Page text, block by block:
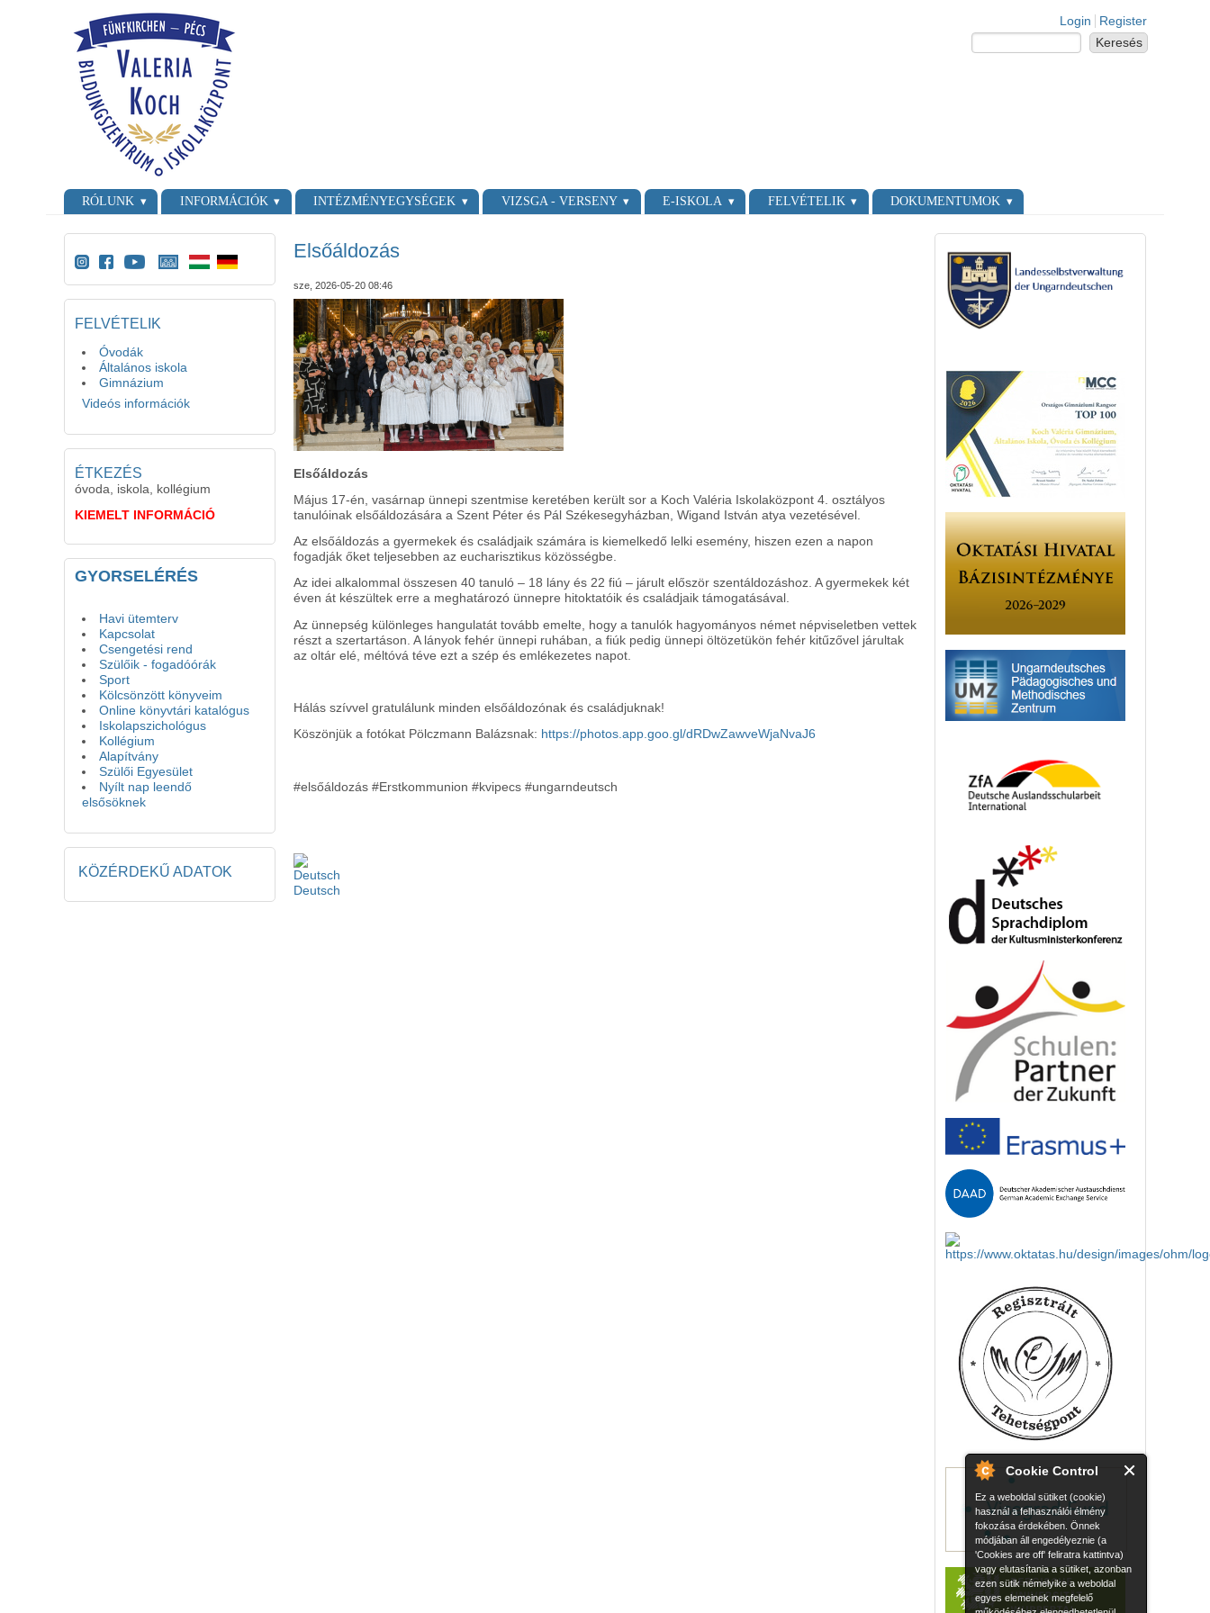
Cookie Control
Ez a weboldal sütiket (cookie)
használ a felhasználói élmény
fokozása érdekében. Önnek
módjában áll engedélyeznie (a
'Cookies are off' feliratra kattintva)
vagy elutasítania a sütiket, azonban
ezen sütik némelyike a weboldal
egyes elemeinek megfelelő
Login Register
FőmenüRÓLUNK INFORMÁCIÓK INTÉZMÉNYEGYSÉGEK VIZSGA - VERSENY E-ISKOLA FELVÉTELIK DOKUMENTUMOK
FELVÉTELIK
Óvodák
Általános iskola
Gimnázium
Videós információk
ÉTKEZÉS
óvoda, iskola, kollégium
KIEMELT INFORMÁCIÓ
GYORSELÉRÉS
Havi ütemterv
Kapcsolat
Csengetési rend
Szülőik - fogadóórák
Sport
Kölcsönzött könyveim
Online könyvtári katalógus
Iskolapszichológus
Kollégium
Alapítvány
Szülői Egyesület
Nyílt nap leendő
elsősöknek
KÖZÉRDEKŰ ADATOK
Elsőáldozás
sze, 2026-05-20 08:46
Elsőáldozás
Május 17-én, vasárnap ünnepi szentmise keretében került sor a Koch Valéria Iskolaközpont 4. osztályos
tanulóinak elsőáldozására a Szent Péter és Pál Székesegyházban, Wigand István atya vezetésével.
Az elsőáldozás a gyermekek és családjaik számára is kiemelkedő lelki esemény, hiszen ezen a napon
fogadják őket teljesebben az eucharisztikus közösségbe.
Az idei alkalommal összesen 40 tanuló – 18 lány és 22 fiú – járult először szentáldozáshoz. A gyermekek két
éven át készültek erre a meghatározó ünnepre hitoktatóik és családjaik támogatásával.
Az ünnepség különleges hangulatát tovább emelte, hogy a tanulók hagyományos német népviseletben vettek
részt a szertartáson. A lányok fehér ünnepi ruhában, a fiúk pedig ünnepi öltözetükön fehér kitűzővel járultak
az oltár elé, méltóvá téve ezt a szép és emlékezetes napot.
Hálás szívvel gratulálunk minden elsőáldozónak és családjuknak!
Köszönjük a fotókat Pölczmann Balázsnak: https://photos.app.goo.gl/dRDwZawveWjaNvaJ6
#elsőáldozás #Erstkommunion #kvipecs #ungarndeutsch
Deutsch